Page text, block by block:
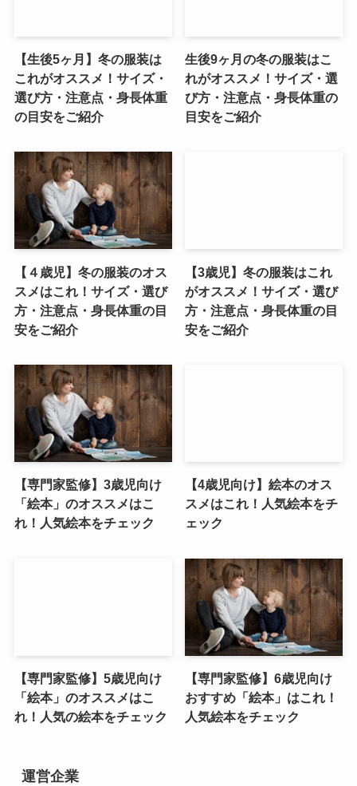
【生後5ヶ月】冬の服装は
これがオススメ！サイズ・
選び方・注意点・身長体重
の目安をご紹介
生後9ヶ月の冬の服装はこ
れがオススメ！サイズ・選
び方・注意点・身長体重の
目安をご紹介
【４歳児】冬の服装のオス
スメはこれ！サイズ・選び
方・注意点・身長体重の目
安をご紹介
【3歳児】冬の服装はこれ
がオススメ！サイズ・選び
方・注意点・身長体重の目
安をご紹介
【専門家監修】3歳児向け
「絵本」のオススメはこ
れ！人気絵本をチェック
【4歳児向け】絵本のオス
スメはこれ！人気絵本をチ
ェック
【専門家監修】5歳児向け
「絵本」のオススメはこ
れ！人気の絵本をチェック
【専門家監修】6歳児向け
おすすめ「絵本」はこれ！
人気絵本をチェック
運営企業